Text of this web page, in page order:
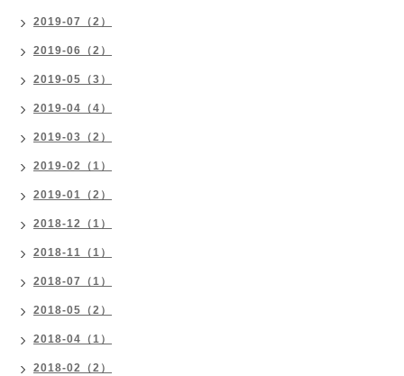
2019-07（2）
2019-06（2）
2019-05（3）
2019-04（4）
2019-03（2）
2019-02（1）
2019-01（2）
2018-12（1）
2018-11（1）
2018-07（1）
2018-05（2）
2018-04（1）
2018-02（2）